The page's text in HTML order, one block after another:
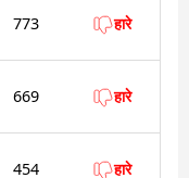
773 हारे
669 हारे
454 हारे